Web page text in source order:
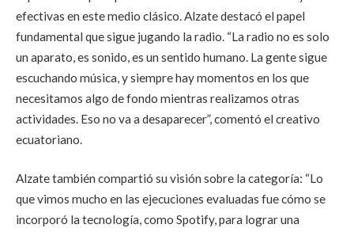
efectivas en este medio clásico. Alzate destacó el papel
fundamental que sigue jugando la radio. “La radio no es solo
un aparato, es sonido, es un sentido humano. La gente sigue
escuchando música, y siempre hay momentos en los que
necesitamos algo de fondo mientras realizamos otras
actividades. Eso no va a desaparecer”, comentó el creativo
ecuatoriano.
Alzate también compartió su visión sobre la categoría: “Lo
que vimos mucho en las ejecuciones evaluadas fue cómo se
incorporó la tecnología, como Spotify, para lograr una